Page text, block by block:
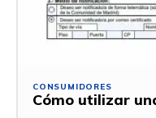
CONSUMIDORES
Cómo utilizar